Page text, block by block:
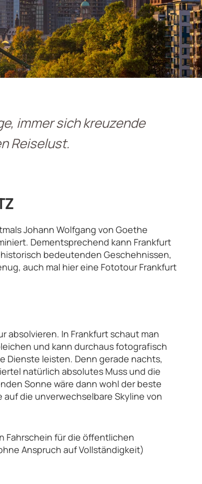
immer sich kreuzende
Reiselust.
Johann Wolfgang von Goethe
Dementsprechend kann Frankfurt
bedeutenden Geschehnissen,
auch mal hier eine Fototour Frankfurt
absolvieren. In Frankfurt schaut man
und kann durchaus fotografisch
Dienste leisten. Denn gerade nachts,
natürlich absolutes Muss und die
Sonne wäre dann wohl der beste
die unverwechselbare Skyline von
Fahrschein für die öffentlichen
Anspruch auf Vollständigkeit)